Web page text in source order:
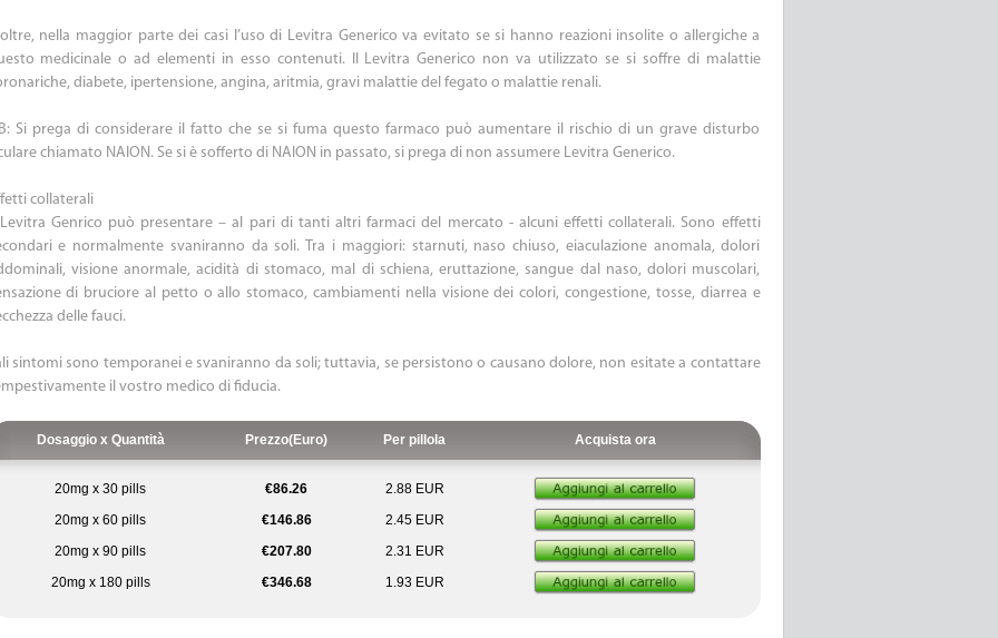
nella maggior parte dei casi l’uso di Levitra Generico va evitato se si hanno reazioni insolite o allergiche a
medicinale o ad elementi in esso contenuti. Il Levitra Generico non va utilizzato se si soffre di malattie
diabete, ipertensione, angina, aritmia, gravi malattie del fegato o malattie renali.
Si prega di considerare il fatto che se si fuma questo farmaco può aumentare il rischio di un grave disturbo
chiamato NAION. Se si è sofferto di NAION in passato, si prega di non assumere Levitra Generico.
collaterali
Genrico può presentare – al pari di tanti altri farmaci del mercato - alcuni effetti collaterali. Sono effetti
e normalmente svaniranno da soli. Tra i maggiori: starnuti, naso chiuso, eiaculazione anomala, dolori
visione anormale, acidità di stomaco, mal di schiena, eruttazione, sangue dal naso, dolori muscolari,
di bruciore al petto o allo stomaco, cambiamenti nella visione dei colori, congestione, tosse, diarrea e
delle fauci.
sintomi sono temporanei e svaniranno da soli; tuttavia, se persistono o causano dolore, non esitate a contattare
il vostro medico di fiducia.
Dosaggio x Quantità Prezzo(Euro) Per pillola Acquista ora
20mg x 30 pills €86.26
2.88 EUR
20mg x 60 pills
€146.86
2.45 EUR
20mg x 90 pills
€207.80
2.31 EUR
20mg x 180 pills
€346.68 1.93 EUR